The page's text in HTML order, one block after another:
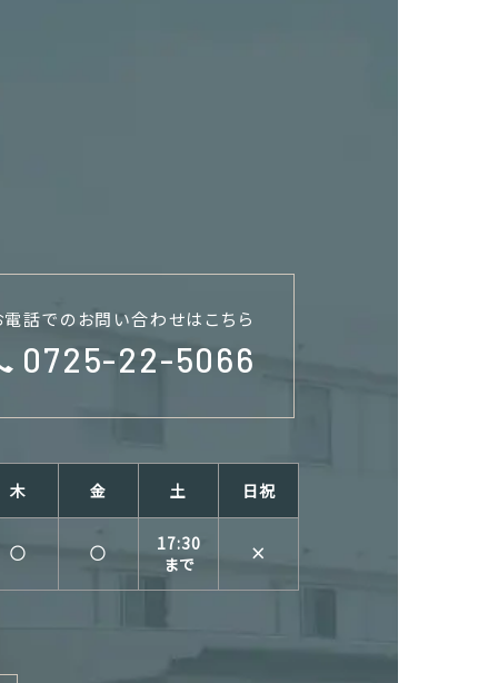
電話でのお問い合わせはこちら
0725-22-5066
木 金 土 日祝
○ ○
17:30
まで
×